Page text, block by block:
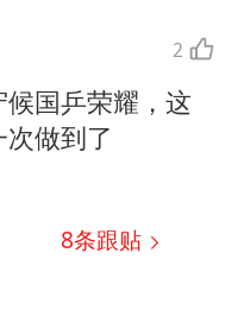
2
国乒荣耀，这
做到了
8条跟贴